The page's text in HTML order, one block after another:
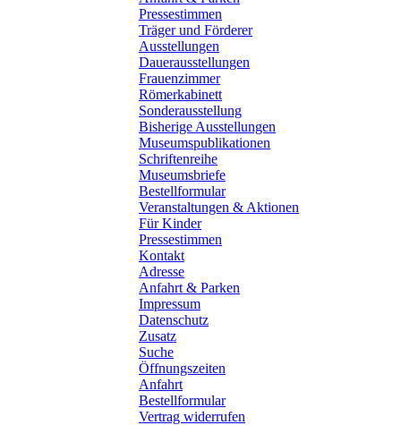
Pressestimmen
Träger und Förderer
Ausstellungen
Dauerausstellungen
Frauenzimmer
Römerkabinett
Sonderausstellung
Bisherige Ausstellungen
Museumspublikationen
Schriftenreihe
Museumsbriefe
Bestellformular
Veranstaltungen & Aktionen
Für Kinder
Pressestimmen
Kontakt
Adresse
Anfahrt & Parken
Impressum
Datenschutz
Zusatz
Suche
Öffnungszeiten
Anfahrt
Bestellformular
Vertrag widerrufen